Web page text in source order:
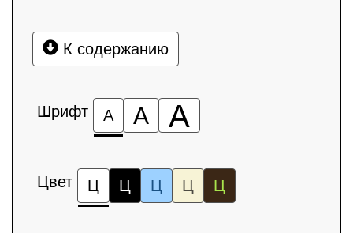
К содержанию
Шрифт А А А
Цвет Ц Ц Ц Ц Ц